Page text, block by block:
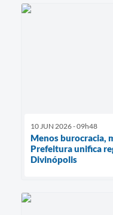
10 JUN 2026 - 09h48
Menos burocracia,
Prefeitura unifica
Divinópolis